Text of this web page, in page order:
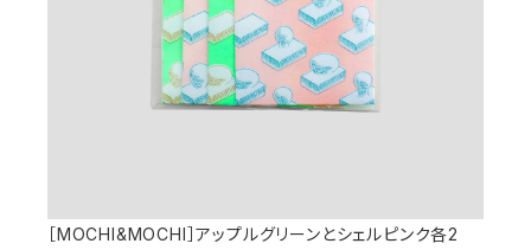
［MOCHI&MOCHI］アップルグリーンとシェルピンク各2